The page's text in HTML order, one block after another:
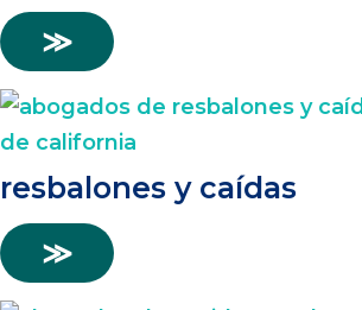
≫
resbalones y caídas
≫